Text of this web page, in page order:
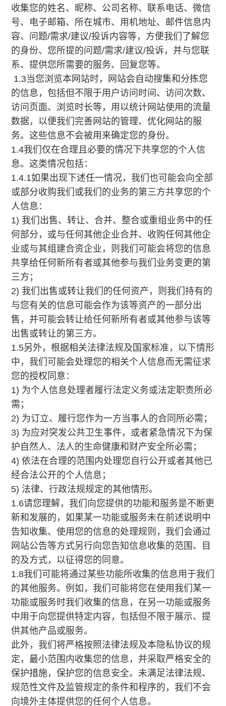
收集您的姓名、昵称、公司名称、联系电话、微信
号、电子邮箱、所在城市、用机地址、邮件信息内
容、问题/需求/建议/投诉内容等，方便我们了解您
的身份、您所提的问题/需求/建议/投诉，并与您联
系、提供您所需要的服务、回复您等。
1.3当您浏览本网站时，网站会自动搜集和分拣您
的信息，包括但不限于用户访问时间、访问次数、
访问页面、浏览时长等，用以统计网站使用的流量
数据，以便我们完善网站的管理、优化网站的服
务。这些信息不会被用来确定您的身份。
1.4我们仅在合理且必要的情况下共享您的个人信
息。这类情况包括：
1.4.1如果出现下述任一情况，我们也可能会向全部
或部分收购我们或我们的业务的第三方共享您的个
人信息：
1) 我们出售、转让、合并、整合或重组业务中的任
何部分，或与任何其他企业合并、收购任何其他企
业或与其组建合资企业，则我们可能会将您的信息
共享给任何新所有者或其他参与我们业务变更的第
三方；
2) 我们出售或转让我们的任何资产，则我们持有的
与您有关的信息可能会作为该等资产的一部分出
售，并可能会转让给任何新所有者或其他参与该等
出售或转让的第三方。
1.5另外，根据相关法律法规及国家标准，以下情形
中，我们可能会处理您的相关个人信息而无需征求
您的授权同意：
1) 为个人信息处理者履行法定义务或法定职责所必
需；
2) 为订立、履行您作为一方当事人的合同所必需；
3) 为应对突发公共卫生事件，或者紧急情况下为保
护自然人、法人的生命健康和财产安全所必需；
4) 依法在合理的范围内处理您自行公开或者其他已
经合法公开的个人信息；
5) 法律、行政法规规定的其他情形。
1.6请您理解，我们向您提供的功能和服务是不断更
新和发展的，如果某一功能或服务未在前述说明中
告知收集、使用您的信息的处理规则，我们会通过
网站公告等方式另行向您告知信息收集的范围、目
的及方式，以征得您的同意。
1.8我们可能将通过某些功能所收集的信息用于我们
的其他服务。例如，我们可能将您在使用我们某一
功能或服务时我们收集的信息，在另一功能或服务
中用于向您提供特定内容，包括但不限于展示、提
供其他产品或服务。
此外，我们将严格按照法律法规及本隐私协议的规
定，最小范围内收集您的信息，并采取严格安全的
保护措施，保护您的信息安全。未满足法律法规、
规范性文件及监管规定的条件和程序的，我们不会
向境外主体提供您的任何个人信息。